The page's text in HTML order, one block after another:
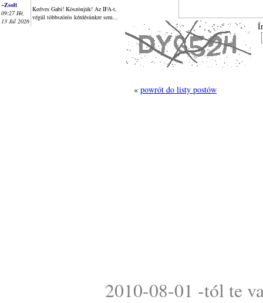
~Zsolt
09:27 Hé,
13 Júl 2026
Kedves Gabi! Köszönjük! Az IFA-t,
végül többszörös kérdésünkre sem...
« powrót do listy postów
2010-08-01 -tól te